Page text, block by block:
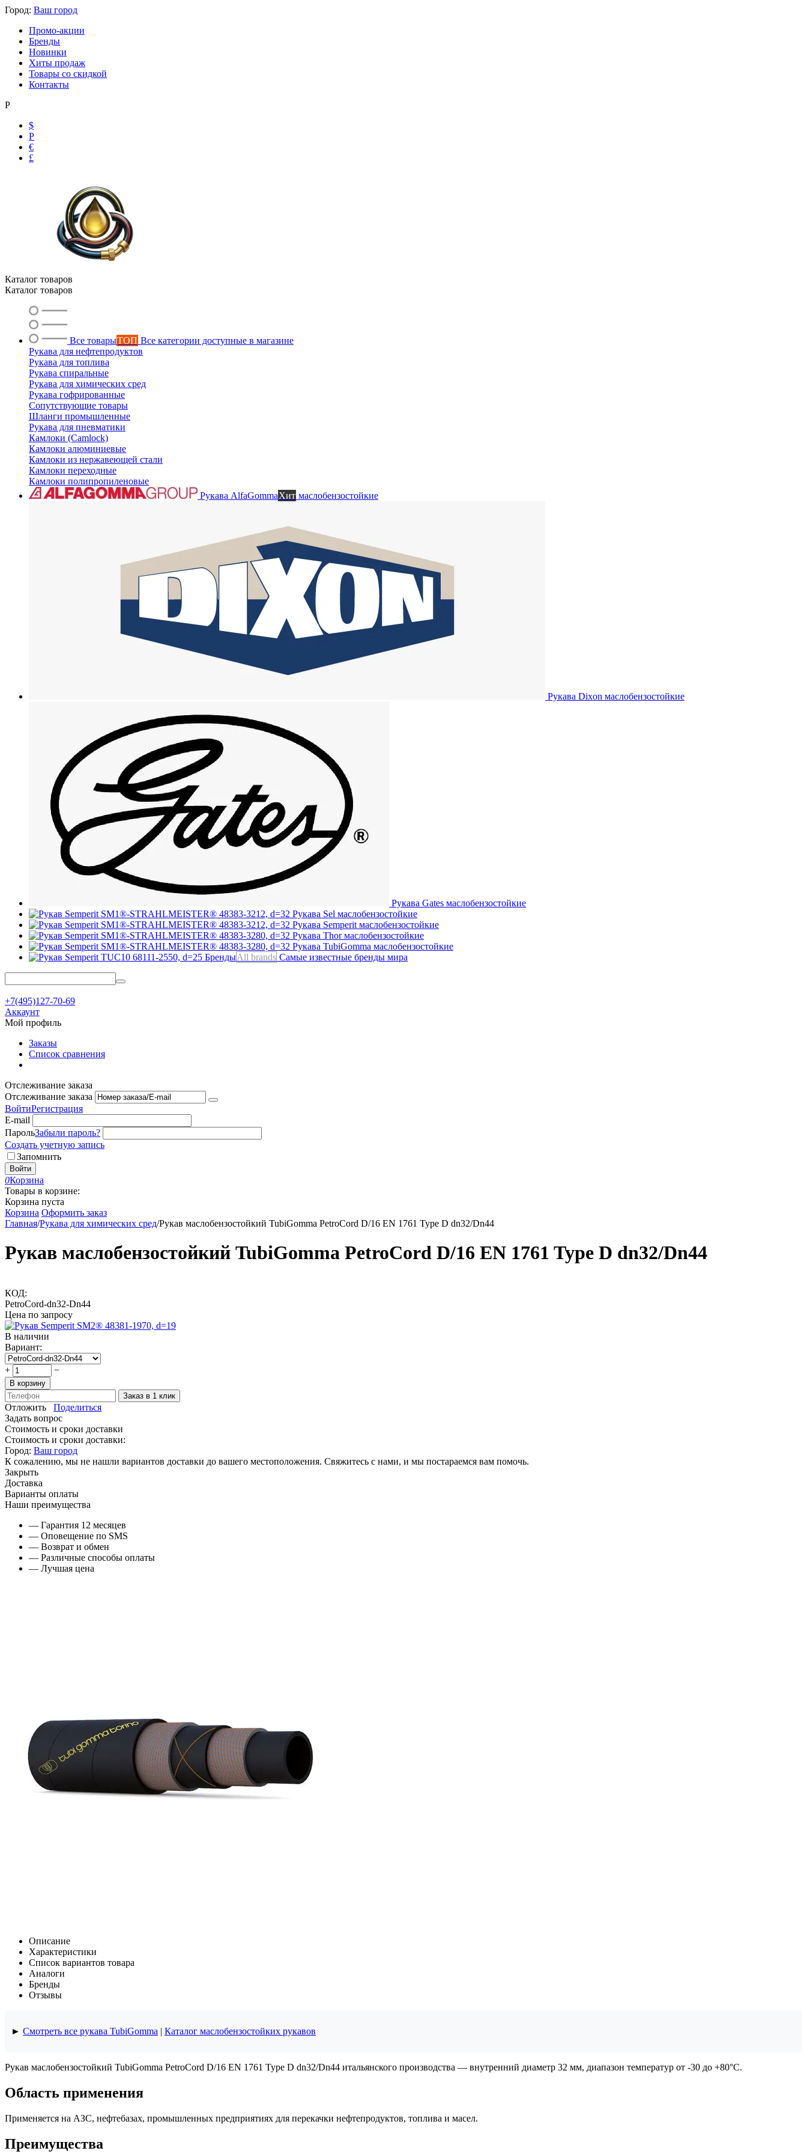
Город: Ваш город
Промо-акции
Бренды
Новинки
Хиты продаж
Товары со скидкой
Контакты
Р
$
Р
€
£
Каталог товаров
Каталог товаров
Все товарыТОП Все категории доступные в магазине
Рукава для нефтепродуктов
Рукава для топлива
Рукава спиральные
Рукава для химических сред
Рукава гофрированные
Сопутствующие товары
Шланги промышленные
Рукава для пневматики
Камлоки (Camlock)
Камлоки алюминиевые
Камлоки из нержавеющей стали
Камлоки переходные
Камлоки полипропиленовые
Рукава AlfaGommaХит маслобензостойкие
Рукава Dixon маслобензостойкие
Рукава Gates маслобензостойкие
Рукава Sel маслобензостойкие
Рукава Semperit маслобензостойкие
Рукава Thorмаслобензостойкие
Рукава TubiGomma маслобензостойкие
БрендыAll brands Самые известные бренды мира
+7(495)127-70-69
Аккаунт
Мой профиль
Заказы
Список сравнения
Отслеживание заказа
Отслеживание заказа
ВойтиРегистрация
E-mail
ПарольЗабыли пароль?
Создать учетную запись
Запомнить
Войти
0Корзина
Товары в корзине:
Корзина пуста
Корзина Оформить заказ
Главная/Рукава для химических сред/Рукав маслобензостойкий TubiGomma PetroCord D/16 EN 1761 Type D dn32/Dn44
Рукав маслобензостойкий TubiGomma PetroCord D/16 EN 1761 Type D dn32/Dn44
КОД:
PetroCord-dn32-Dn44
Цена по запросу
В наличии
Вариант:
+ −
В корзину
Заказ в 1 клик
Отложить
Поделиться
Задать вопрос
Стоимость и сроки доставки
Стоимость и сроки доставки:
Город: Ваш город
К сожалению, мы не нашли вариантов доставки до вашего местоположения. Свяжитесь с нами, и мы постараемся вам помочь.
Закрыть
Доставка
Варианты оплаты
Наши преимущества
— Гарантия 12 месяцев
— Оповещение по SMS
— Возврат и обмен
— Различные способы оплаты
— Лучшая цена
Описание
Характеристики
Список вариантов товара
Аналоги
Бренды
Отзывы
► Смотреть все рукава TubiGomma | Каталог маслобензостойких рукавов
Рукав маслобензостойкий TubiGomma PetroCord D/16 EN 1761 Type D dn32/Dn44 итальянского производства — внутренний диаметр 32 мм, диапазон температур от -30 до +80°C.
Область применения
Применяется на АЗС, нефтебазах, промышленных предприятиях для перекачки нефтепродуктов, топлива и масел.
Преимущества